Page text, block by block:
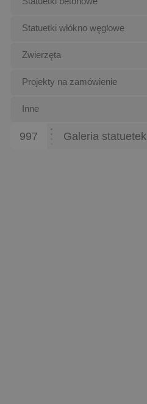
Statuetki włókno węglowe
Zwierzęta
Projekty na zamówienie
Inne
997 Galeria statuetek